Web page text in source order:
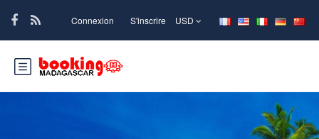
Connexion S'inscrire USD